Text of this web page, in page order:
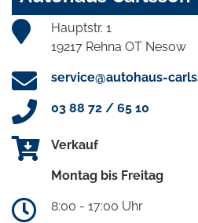
Hauptstr. 1
19217 Rehna OT Nesow
service@autohaus-
03 88 72 / 65 10
Verkauf
Montag bis Freitag
8:00 - 17:00 Uhr